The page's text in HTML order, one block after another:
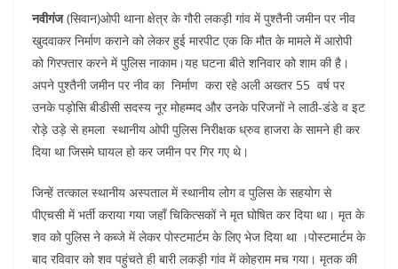
नवीगंज(सिवान)ओपी थाना क्षेत्र के गौरी लकड़ी गांव में पुश्तैनी जमीन पर नीव
खुदवाकर निर्माण कराने को लेकर हुई मारपीट एक कि मौत के मामले में आरोपी
को गिरफ्तार करने में पुलिस नाकाम।यह घटना बीते शनिवार को शाम की है।
अपने पुश्तैनी जमीन पर नीव का निर्माण करा रहे अली अख्तर 55 वर्ष पर
उनके पड़ोसि बीडीसी सदस्य नूर मोहम्मद और उनके परिजनों ने लाठी-डंडे व इट
रोड़े उड़े से हमला स्थानीय ओपी पुलिस निरीक्षक ध्रुव हाजरा के सामने ही कर
दिया था जिसमे घायल हो कर जमीन पर गिर गए थे।
जिन्हें तत्काल स्थानीय अस्पताल में स्थानीय लोग व पुलिस के सहयोग से
पीएचसी में भर्ती कराया गया जहाँ चिकित्सकों ने मृत घोषित कर दिया था। मृत के
शव को पुलिस ने कब्जे में लेकर पोस्टमार्टम के लिए भेज दिया था ।पोस्टमार्टम के
बाद रविवार को शव पहुंचते ही बारी लकड़ी गांव में कोहराम मच गया। मृतक की